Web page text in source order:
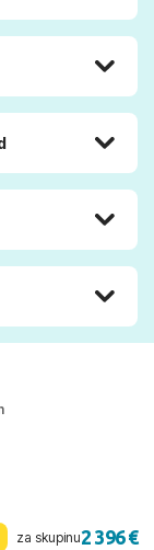
za skupinu2 396 €